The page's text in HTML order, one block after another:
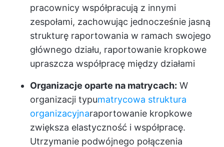
pracownicy współpracują z innymi
zespołami, zachowując jednocześnie jasną
strukturę raportowania w ramach swojego
głównego działu, raportowanie kropkowe
upraszcza współpracę między działami
Organizacje oparte na matrycach: W
organizacji typumatrycowa struktura
organizacyjnaraportowanie kropkowe
zwiększa elastyczność i współpracę.
Utrzymanie podwójnego połączenia